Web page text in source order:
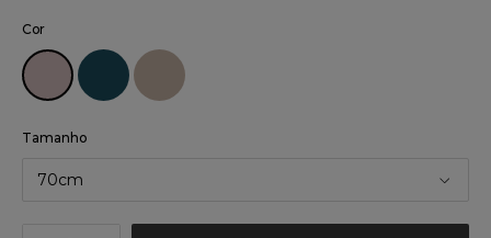
Cor
Tamanho
70cm